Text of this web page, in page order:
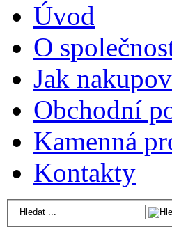
Úvod
O
Jak
Obchodní
Kamenná
Kontakty